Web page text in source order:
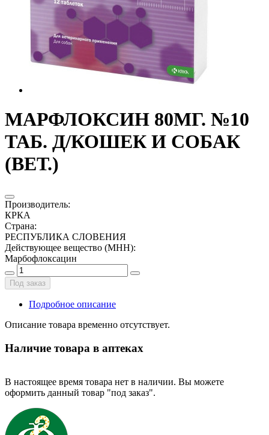
МАРФЛОКСИН 80МГ. №10
ТАБ. Д/КОШЕК И СОБАК
(ВЕТ.)
Производитель:
КРКА
Страна:
РЕСПУБЛИКА СЛОВЕНИЯ
Действующее вещество (МНН):
Марбофлоксацин
Под заказ
Подробное описание
Описание товара временно отсутствует.
Наличие товара в аптеках
В настоящее время товара нет в наличии. Вы можете
оформить данный товар "под заказ".